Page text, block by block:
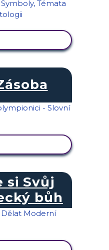
si Svůj
bůh